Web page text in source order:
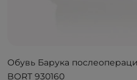
Обувь Барука
BORT 930160